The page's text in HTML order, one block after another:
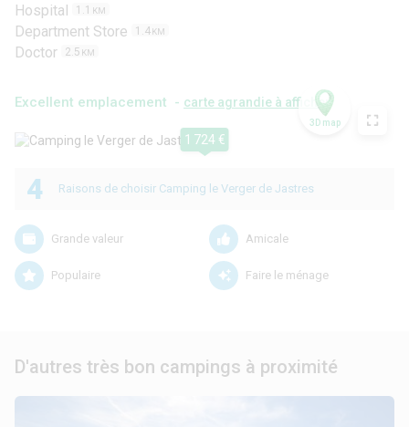
Hospital 1.1 KM
Department Store 1.4 KM
Doctor 2.5 KM
Excellent emplacement - carte agrandie à afficher
1 724 €
3D map
4 Raisons de choisir Camping le Verger de Jastres
Grande valeur Amicale
Populaire Faire le ménage
D'autres très bon campings à proximité